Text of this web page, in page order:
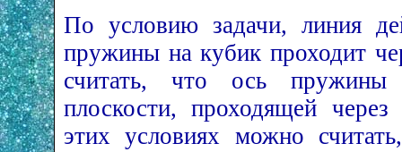
По условию задачи, линия
пружины на кубик проходит
считать, что ось пружины
плоскости, проходящей
этих условиях можно